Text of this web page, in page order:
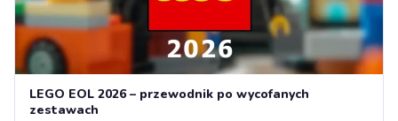
LEGO EOL 2026 – przewodnik po wycofanych
zestawach